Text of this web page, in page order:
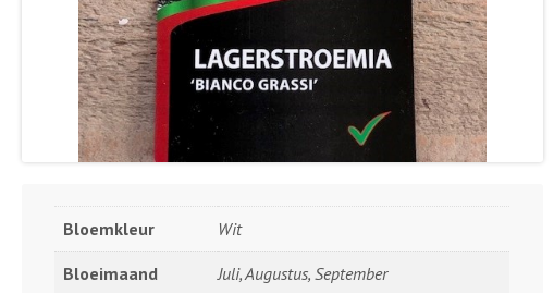
Bloemkleur Wit
Bloeimaand Juli, Augustus, September